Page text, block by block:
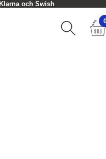
och Swish